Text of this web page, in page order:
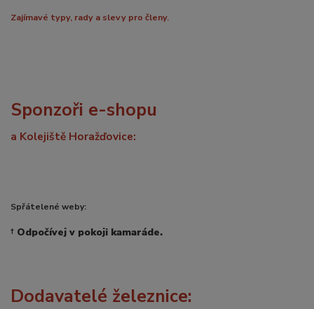
Zajímavé typy, rady a slevy pro členy.
Sponzoři e-shopu
a Kolejiště Horažďovice:
Spřátelené weby:
† Odpočívej v pokoji kamaráde.
Dodavatelé železnice: